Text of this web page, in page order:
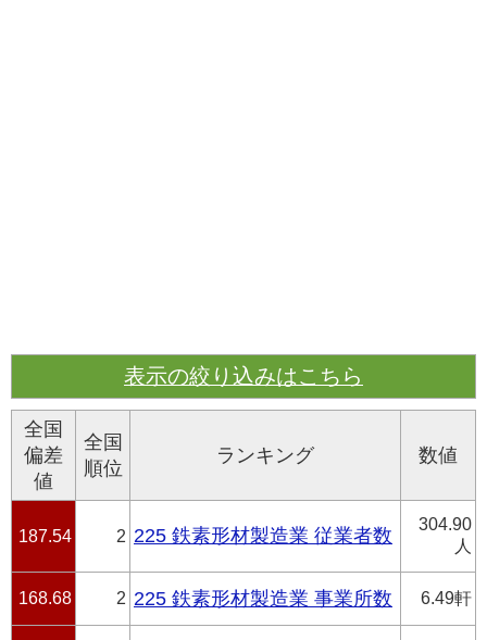
表示の絞り込みはこちら
全国
偏差
値
全国
順位
ランキング 数値
187.54 2 225 鉄素形材製造業 従業者数
304.90
人
168.68 2 225 鉄素形材製造業 事業所数 6.49軒